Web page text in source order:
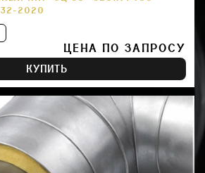
2020
ЦЕНА ПО ЗАПРОСУ
КУПИТЬ